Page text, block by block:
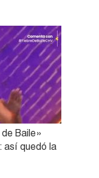
Baile»
así quedó la